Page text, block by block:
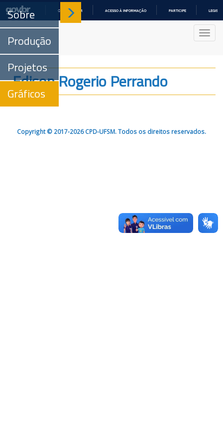
COMUNICA BR ACESSO À INFORMAÇÃO PARTICIPE
Sobre
Produção
Projetos
Gráficos
Edison Rogerio Perrando
Copyright © 2017-2026 CPD-UFSM. Todos os direitos reservados.